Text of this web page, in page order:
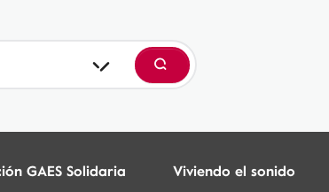
Buscar
GAES Solidaria
Viviendo el sonido